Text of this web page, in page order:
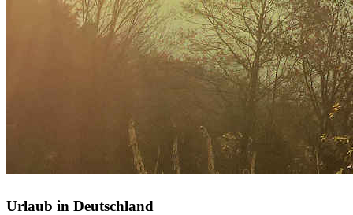
Urlaub in Deutschland